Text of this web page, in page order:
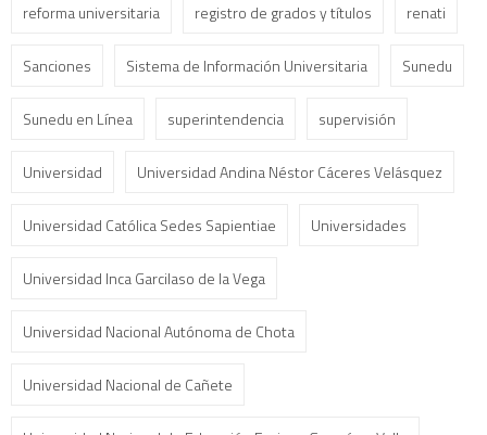
reforma universitaria registro de grados y títulos renati
Sanciones Sistema de Información Universitaria Sunedu
Sunedu en Línea superintendencia supervisión
Universidad Universidad Andina Néstor Cáceres Velásquez
Universidad Católica Sedes Sapientiae Universidades
Universidad Inca Garcilaso de la Vega
Universidad Nacional Autónoma de Chota
Universidad Nacional de Cañete